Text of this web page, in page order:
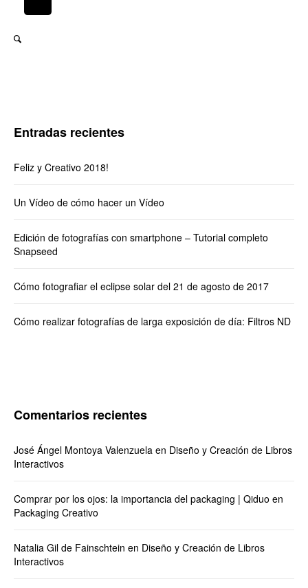
Entradas recientes
Feliz y Creativo 2018!
Un Vídeo de cómo hacer un Vídeo
Edición de fotografías con smartphone – Tutorial completo
Snapseed
Cómo fotografiar el eclipse solar del 21 de agosto de 2017
Cómo realizar fotografías de larga exposición de día: Filtros ND
Comentarios recientes
José Ángel Montoya Valenzuela en Diseño y Creación de Libros
Interactivos
Comprar por los ojos: la importancia del packaging | Qiduo en
Packaging Creativo
Natalia Gil de Fainschtein en Diseño y Creación de Libros
Interactivos